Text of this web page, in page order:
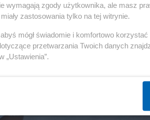
wymagają zgody użytkownika, ale masz
zastosowania tylko na tej witrynie.
mógł świadomie i komfortowo
przetwarzania Twoich danych
„Ustawienia”.